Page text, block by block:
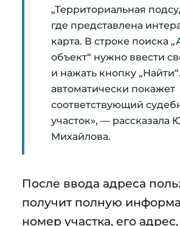
„Территориальная
где представлена
карта. В строке поиска
объект“ нужно ввести
и нажать кнопку
автоматически покажет
соответствующий
участок», — рассказала
Михайлова.
После ввода адреса
получит полную
номер участка, его